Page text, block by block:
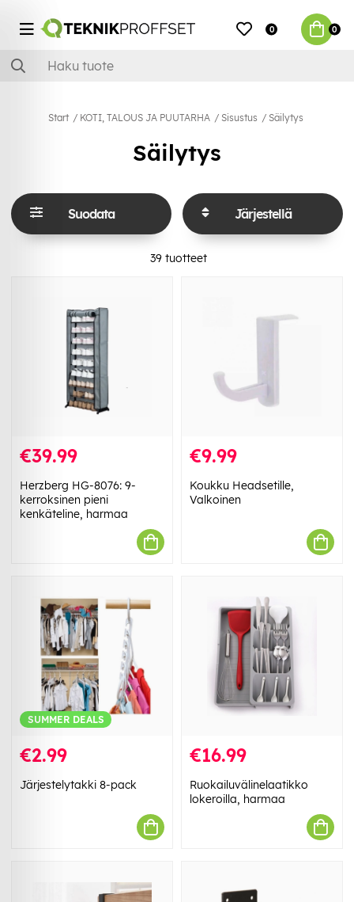
0 0
Start KOTI, TALOUS JA PUUTARHA Sisustus Säilytys
Säilytys
Suodata Järjestellä
39 tuotteet
€39.99
Herzberg HG-8076: 9-
kerroksinen pieni
kenkäteline, harmaa
€9.99
Koukku Headsetille,
Valkoinen
SUMMER DEALS
€2.99
Järjestelytakki 8-pack
€16.99
Ruokailuvälinelaatikko
lokeroilla, harmaa